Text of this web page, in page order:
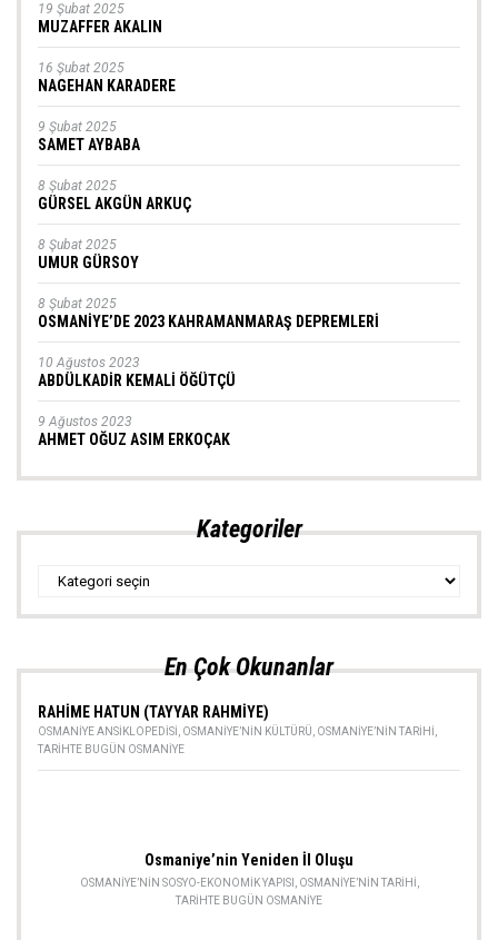
19 Şubat 2025
MUZAFFER AKALIN
16 Şubat 2025
NAGEHAN KARADERE
9 Şubat 2025
SAMET AYBABA
8 Şubat 2025
GÜRSEL AKGÜN ARKUÇ
8 Şubat 2025
UMUR GÜRSOY
8 Şubat 2025
OSMANİYE’DE 2023 KAHRAMANMARAŞ DEPREMLERİ
10 Ağustos 2023
ABDÜLKADİR KEMALİ ÖĞÜTÇÜ
9 Ağustos 2023
AHMET OĞUZ ASIM ERKOÇAK
Kategoriler
Kategoriler
En Çok Okunanlar
RAHİME HATUN (TAYYAR RAHMİYE)
OSMANIYE ANSIKLOPEDISI OSMANIYE’NIN KÜLTÜRÜ OSMANIYE’NIN TARIHI
TARIHTE BUGÜN OSMANIYE
Osmaniye’nin Yeniden İl Oluşu
OSMANIYE’NIN SOSYO-EKONOMIK YAPISI OSMANIYE’NIN TARIHI
TARIHTE BUGÜN OSMANIYE